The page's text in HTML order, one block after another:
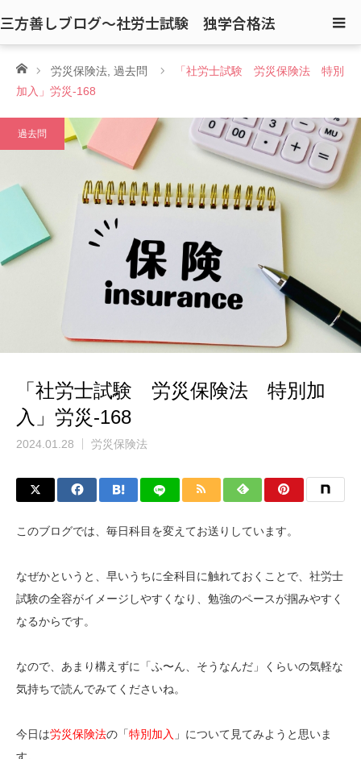
三方善しブログ〜社労士試験 独学合格法
ホーム労災保険法 過去問
「社労士試験 労災保険法 特別
加入」労災-168
過去問
「社労士試験 労災保険法 特別加
入」労災-168
2024.01.28 労災保険法
このブログでは、毎日科目を変えてお送りしています。
なぜかというと、早いうちに全科目に触れておくことで、社労士
試験の全容がイメージしやすくなり、勉強のペースが掴みやすく
なるからです。
なので、あまり構えずに「ふ〜ん、そうなんだ」くらいの気軽な
気持ちで読んでみてくださいね。
今日は労災保険法の「特別加入 」について見てみようと思いま